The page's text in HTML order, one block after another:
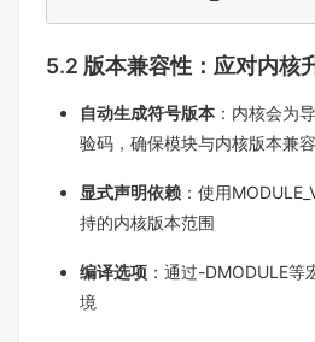
5.2 版本兼容性：应对内核
自动生成符号版本 ：内核会为
验码，确保模块与内核版本兼容​
显式声明依赖 ：使用
持的内核版本范围​
编译选项 ：通过-DMODULE
境​